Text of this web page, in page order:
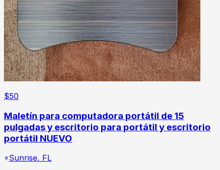
$50
Maletín para computadora portátil de 15
pulgadas y escritorio para portátil y escritorio
portátil NUEVO
Sunrise, FL